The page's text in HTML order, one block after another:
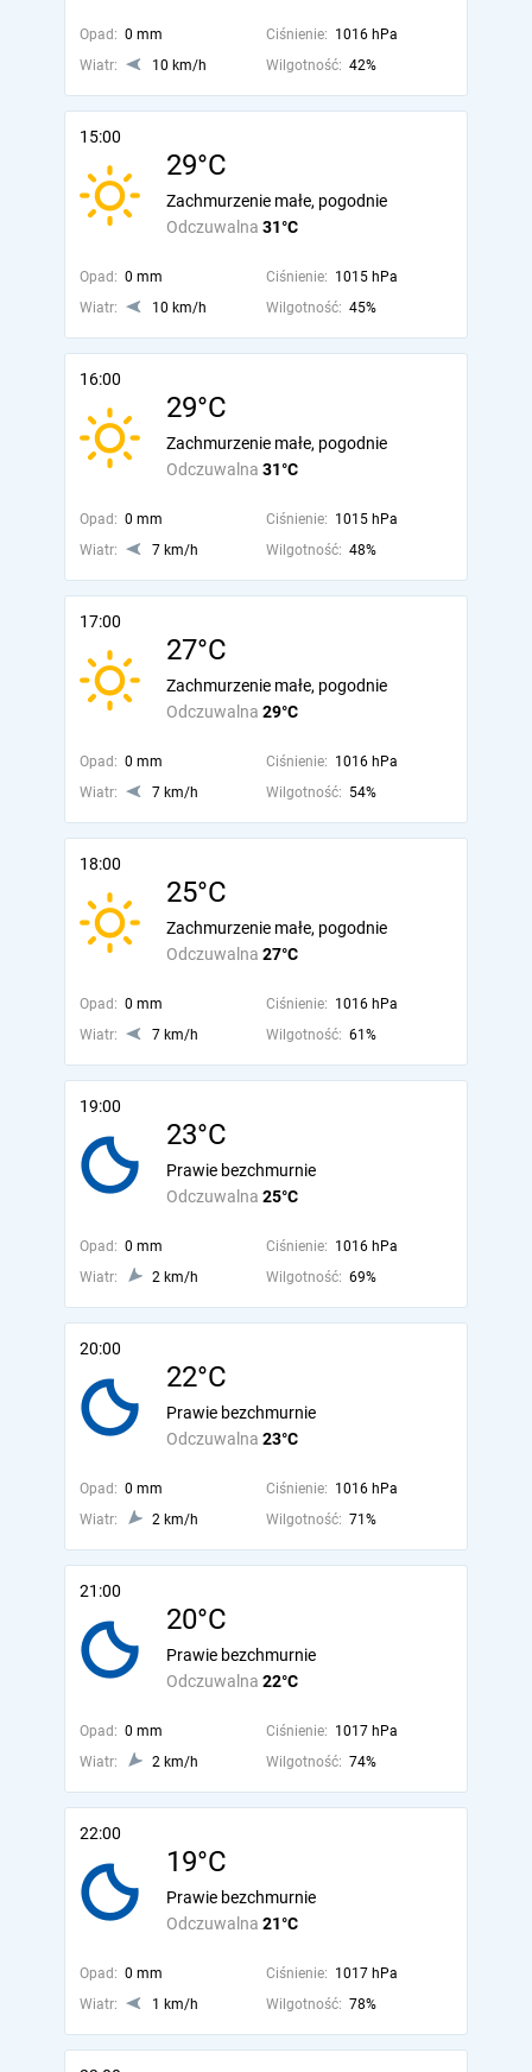
Opad: 0 mm Ciśnienie: 1016 hPa
Wiatr:
10 km/h Wilgotność: 42%
15:00
29°C
Odczuwalna 31°C
Zachmurzenie małe, pogodnie
Opad: 0 mm Ciśnienie: 1015 hPa
Wiatr:
10 km/h Wilgotność: 45%
16:00
29°C
Odczuwalna 31°C
Zachmurzenie małe, pogodnie
Opad: 0 mm Ciśnienie: 1015 hPa
Wiatr:
7 km/h Wilgotność: 48%
17:00
27°C
Odczuwalna 29°C
Zachmurzenie małe, pogodnie
Opad: 0 mm Ciśnienie: 1016 hPa
Wiatr:
7 km/h Wilgotność: 54%
18:00
25°C
Odczuwalna 27°C
Zachmurzenie małe, pogodnie
Opad: 0 mm Ciśnienie: 1016 hPa
Wiatr:
7 km/h Wilgotność: 61%
19:00
23°C
Odczuwalna 25°C
Prawie bezchmurnie
Opad: 0 mm Ciśnienie: 1016 hPa
Wiatr:
2 km/h Wilgotność: 69%
20:00
22°C
Odczuwalna 23°C
Prawie bezchmurnie
Opad: 0 mm Ciśnienie: 1016 hPa
Wiatr:
2 km/h Wilgotność: 71%
21:00
20°C
Odczuwalna 22°C
Prawie bezchmurnie
Opad: 0 mm Ciśnienie: 1017 hPa
Wiatr:
2 km/h Wilgotność: 74%
22:00
19°C
Odczuwalna 21°C
Prawie bezchmurnie
Opad: 0 mm Ciśnienie: 1017 hPa
Wiatr:
1 km/h Wilgotność: 78%